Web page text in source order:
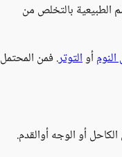
الطبيعية بالتخلص من
أوالتوتر. فمن المحتمل
أو الوجه أوالقدم.